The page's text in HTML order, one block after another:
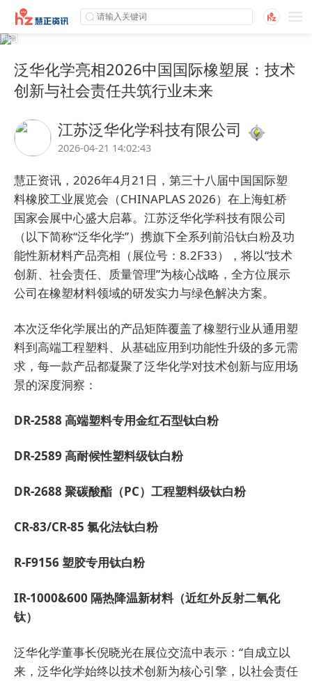
泛华化学亮相2026中国国际橡塑展：技术
创新与社会责任共筑行业未来
江苏泛华化学科技有限公司
2026-04-21 14:02:43
慧正资讯，2026年4月21日，第三十八届中国国际塑
料橡胶工业展览会（CHINAPLAS 2026）在上海虹桥
国家会展中心盛大启幕。 江苏泛华化学科技有限公司
（以下简称“泛华化学”）携旗下全系列前沿钛白粉及功
能性新材料产品亮相（展位号：8.2F33），将以“技术
创新、社会责任、质量管理”为核心战略，全方位展示
公司在橡塑材料领域的研发实力与绿色解决方案。
本次泛华化学展出的产品矩阵覆盖了橡塑行业从通用塑
料到高端工程塑料、从基础应用到功能性升级的多元需
求，每一款产品都凝聚了泛华化学对技术创新与应用场
景的深度洞察：
DR-2588 高端塑料专用金红石型钛白粉
DR-2589 高耐候性塑料级钛白粉
DR-2688 聚碳酸酯（PC）工程塑料级钛白粉
CR-83/CR-85 氯化法钛白粉
R-F9156 塑胶专用钛白粉
IR-1000&600 隔热降温新材料（近红外反射二氧化
钛）
泛华化学董事长倪晓光在展位交流中表示：“自成立以
来，泛华化学始终以技术创新为核心引擎，以社会责任